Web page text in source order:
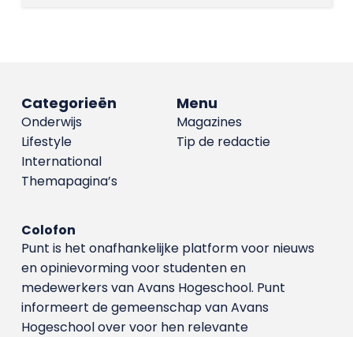
Menu
Magazines
Tip de redactie
Categorieën
Onderwijs
Lifestyle
International
Themapagina’s
Colofon
Punt is het onafhankelijke platform voor nieuws
en opinievorming voor studenten en
medewerkers van Avans Hoge­school. Punt
informeert de gemeenschap van Avans
Hogeschool over voor hen relevante